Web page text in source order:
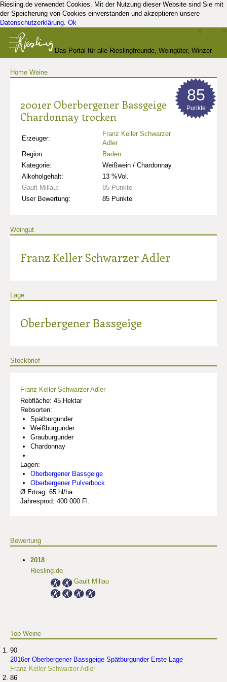
Riesling.de verwendet Cookies. Mit der Nutzung dieser Website sind Sie mit
der Speicherung von Cookies einverstanden und akzeptieren unsere
Datenschutzerklärung. Ok
Das Portal für alle Rieslingfreunde, Weingüter, Winzer
Home Weine
2001er Oberbergener Bassgeige
Chardonnay trocken
Erzeuger:
Franz Keller Schwarzer
Adler
Region:
Baden
Kategorie:
Weißwein / Chardonnay
Alkoholgehalt:
13 %Vol.
Gault Millau:
85 Punkte
User Bewertung:
85 Punkte
85
Punkte
Weingut
Franz Keller Schwarzer Adler
Lage
Oberbergener Bassgeige
Steckbrief
Franz Keller Schwarzer Adler
Rebfläche: 45 Hektar
Rebsorten:
Spätburgunder
Weißburgunder
Grauburgunder
Chardonnay
Lagen:
Oberbergener Bassgeige
Oberbergener Pulverbock
Ø Ertrag: 65 hl/ha
Jahresprod: 400 000 Fl.
Bewertung
2018
Riesling.de
Gault Millau
Top Weine
90
2016er Oberbergener Bassgeige Spätburgunder Erste Lage
Franz Keller Schwarzer Adler
86